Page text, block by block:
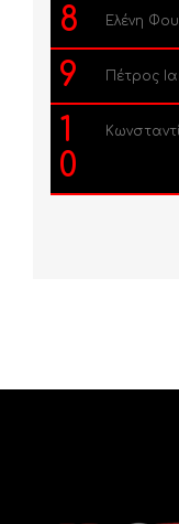
8 Ελένη
9 Πέτρος
1
0